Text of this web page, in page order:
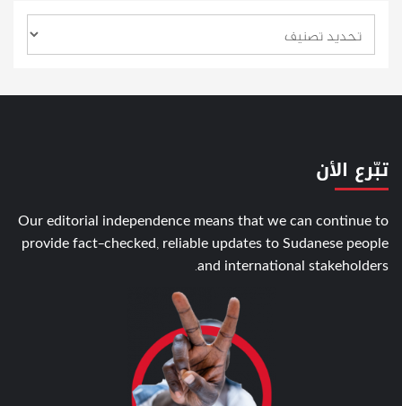
تبّرع الأن
Our editorial independence means that we can continue to
provide fact-checked, reliable updates to Sudanese people
and international stakeholders.